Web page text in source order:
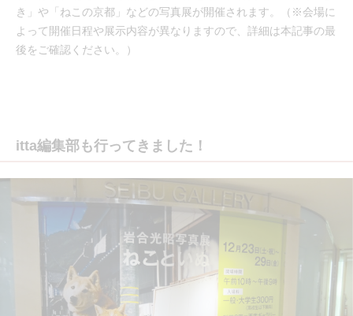
き」や「ねこの京都」などの写真展が開催されます。（※会場に
よって開催日程や展示内容が異なりますので、詳細は本記事の最
後をご確認ください。）
itta編集部も行ってきました！